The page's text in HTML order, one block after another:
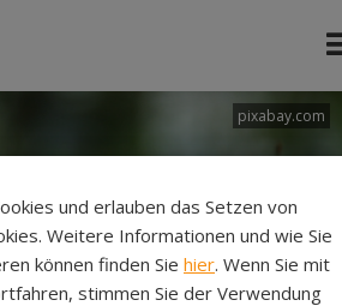
pixabay.com
und erlauben das Setzen von
Weitere Informationen und wie Sie
können finden Sie hier. Wenn Sie mit
stimmen Sie der Verwendung